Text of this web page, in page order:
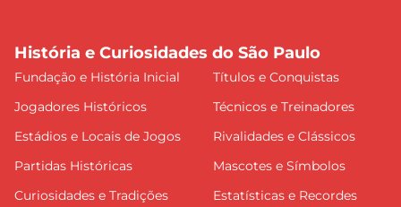
História e Curiosidades do São Paulo
Fundação e História Inicial
Títulos e Conquistas
Jogadores Históricos
Técnicos e Treinadores
Estádios e Locais de Jogos
Rivalidades e Clássicos
Partidas Históricas
Mascotes e Símbolos
Curiosidades e Tradições
Estatísticas e Recordes